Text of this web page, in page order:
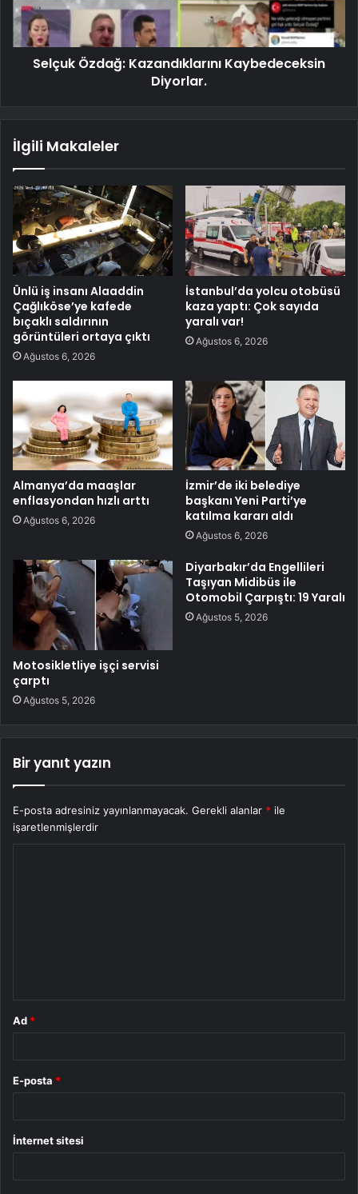
Selçuk Özdağ: Kazandıklarını Kaybedeceksin
Diyorlar.
İlgili Makaleler
Ünlü iş insanı Alaaddin
Çağlıköse’ye kafede
bıçaklı saldırının
görüntüleri ortaya çıktı
Ağustos 6, 2026
İstanbul’da yolcu otobüsü
kaza yaptı: Çok sayıda
yaralı var!
Ağustos 6, 2026
Almanya’da maaşlar
enflasyondan hızlı arttı
Ağustos 6, 2026
İzmir’de iki belediye
başkanı Yeni Parti’ye
katılma kararı aldı
Ağustos 6, 2026
Motosikletliye işçi servisi
çarptı
Ağustos 5, 2026
Diyarbakır’da Engellileri
Taşıyan Midibüs ile
Otomobil Çarpıştı: 19 Yaralı
Ağustos 5, 2026
Bir yanıt yazın
E-posta adresiniz yayınlanmayacak. Gerekli alanlar * ile
işaretlenmişlerdir
Ad *
E-posta *
İnternet sitesi